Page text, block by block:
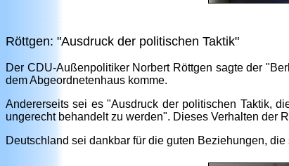
Röttgen: "Ausdruck der politischen Taktik"
Der CDU-Außenpolitiker Norbert Röttgen sagte der
dem Abgeordnetenhaus komme.
Andererseits sei es "Ausdruck der politischen Taktik,
ungerecht behandelt zu werden". Dieses Verhalten der
Deutschland sei dankbar für die guten Beziehungen,